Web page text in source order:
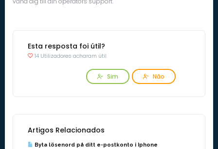
Esta resposta foi útil?
14 Utilizadores acharam útil
Sim Não
Artigos Relacionados
Byta lösenord på ditt e-postkonto i Iphone